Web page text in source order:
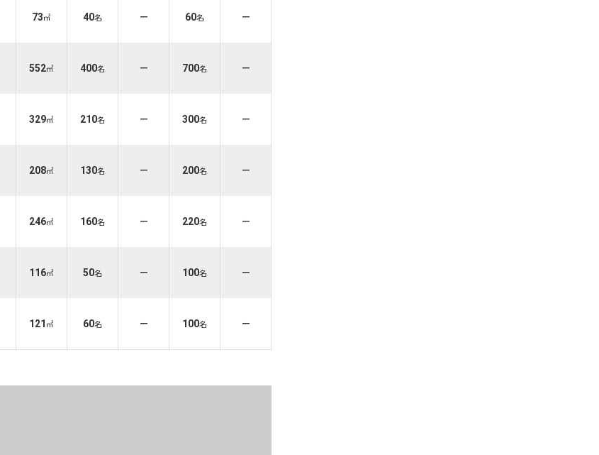
73㎡ 40名 － 60名 －
552㎡ 400名 － 700名 －
329㎡ 210名 － 300名 －
208㎡ 130名 － 200名 －
246㎡ 160名 － 220名 －
116㎡ 50名 － 100名 －
121 ㎡ 60名 － 100名 －